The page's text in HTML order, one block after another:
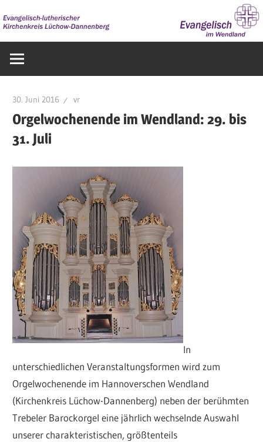
Inhalt
springen
im
30. Juni 2016 vr
Orgelwochenende im Wendland: 29. bis
31. Juli
In
unterschiedlichen Veranstaltungsformen wird zum
Orgelwochenende im Hannoverschen Wendland
(Kirchenkreis Lüchow-Dannenberg) neben der berühmten
Trebeler Barockorgel eine jährlich wechselnde Auswahl
unserer charakteristischen, größtenteils